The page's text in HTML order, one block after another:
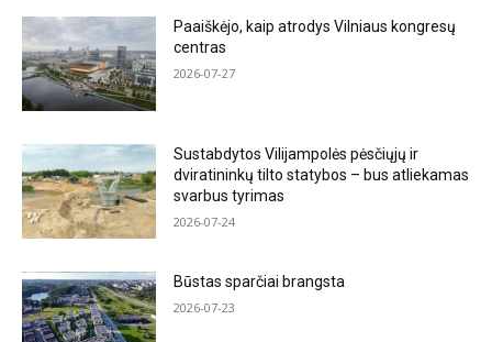
Paaiškėjo, kaip atrodys Vilniaus kongresų
centras
2026-07-27
Sustabdytos Vilijampolės pėsčiųjų ir
dviratininkų tilto statybos – bus atliekamas
svarbus tyrimas
2026-07-24
Būstas sparčiai brangsta
2026-07-23